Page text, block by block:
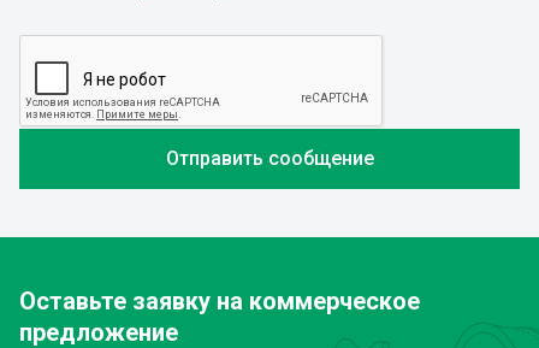
Оставьте заявку на коммерческое
предложение